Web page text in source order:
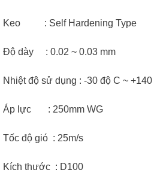
Keo : Self Hardening Type
Độ dày : 0.02 ~ 0.03 mm
Nhiệt độ sử dụng : -30 độ C ~ +140
Áp lực : 250mm WG
Tốc độ gió : 25m/s
Kích thước : D100